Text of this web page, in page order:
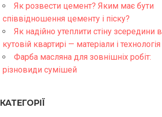
Як розвести цемент? Яким має бути
співвідношення цементу і піску?
Як надійно утеплити стіну зсередини в
кутовій квартирі — матеріали і технологія
Фарба масляна для зовнішніх робіт:
різновиди сумішей
КАТЕГОРІЇ